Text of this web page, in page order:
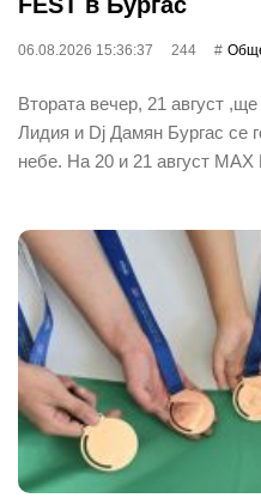
06.08.2026 15:36:37 244
Втората вечер, 21 август
Лидия и Dj Дамян Бургас се
небе. На 20 и 21 август